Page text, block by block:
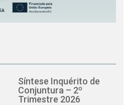
Síntese Inquérito de
Conjuntura – 2º
Trimestre 2026